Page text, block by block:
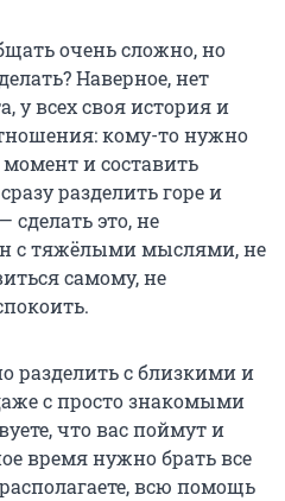
очень сложно, но
Наверное, нет
у всех своя история и
кому-то нужно
и составить
разделить горе и
сделать это, не
с тяжёлыми мыслями, не
самому, не
разделить с близкими и
с просто знакомыми
что вас поймут и
время нужно брать все
всю помощь